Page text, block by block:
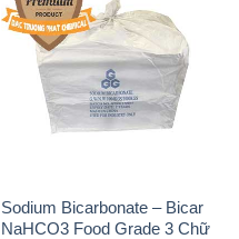
Sodium Bicarbonate – Bicar
NaHCO3 Food Grade 3 Chữ